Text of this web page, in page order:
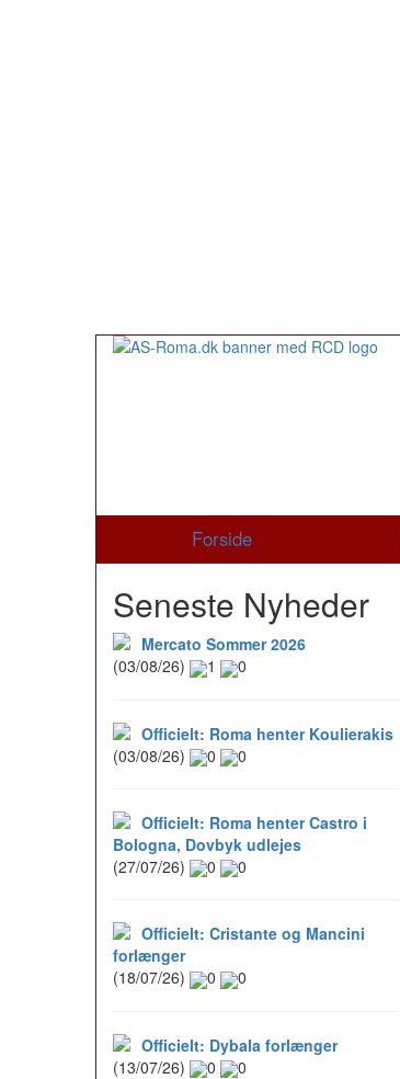
Forside
Seneste Nyheder
Mercato Sommer 2026
(03/08/26)
1 0
Officielt: Roma henter Koulierakis
(03/08/26)
0 0
Officielt: Roma henter Castro i
Bologna, Dovbyk udlejes
(27/07/26)
0 0
Officielt: Cristante og Mancini
forlænger
(18/07/26)
0 0
Officielt: Dybala forlænger
(13/07/26)
0 0